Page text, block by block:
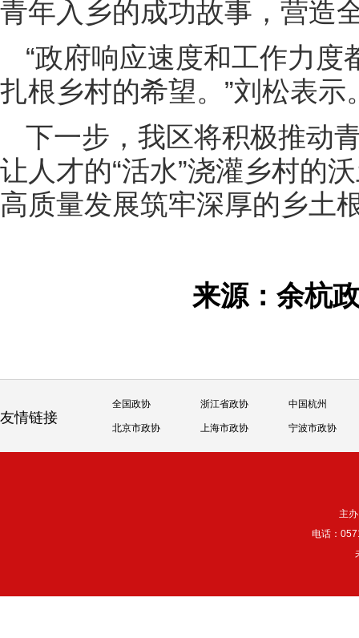
青年入乡的成功故事，营造
“政府响应速度和工作力
扎根乡村的希望。”刘松表示
下一步，我区将积极推动
让人才的“活水”浇灌乡村的
高质量发展筑牢深厚的乡土
来源：余
友情链接
全国政协 浙江省政协 中国杭州
北京市政协 上海市政协 宁波市政协
主
电话：